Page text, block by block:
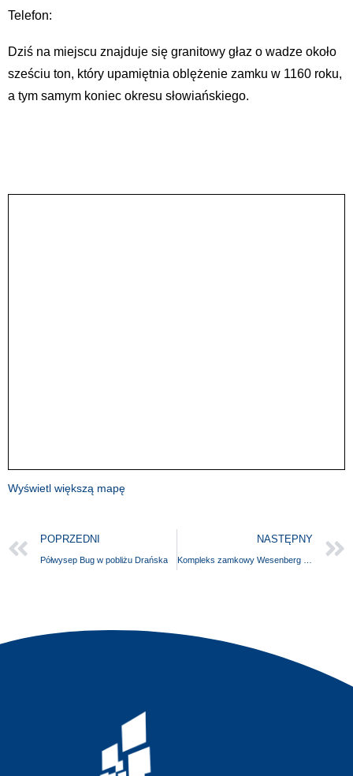
Telefon:
Dziś na miejscu znajduje się granitowy głaz o wadze około
sześciu ton, który upamiętnia oblężenie zamku w 1160 roku,
a tym samym koniec okresu słowiańskiego.
Wyświetl większą mapę
POPRZEDNI
Półwysep Bug w pobliżu Drańska
NASTĘPNY